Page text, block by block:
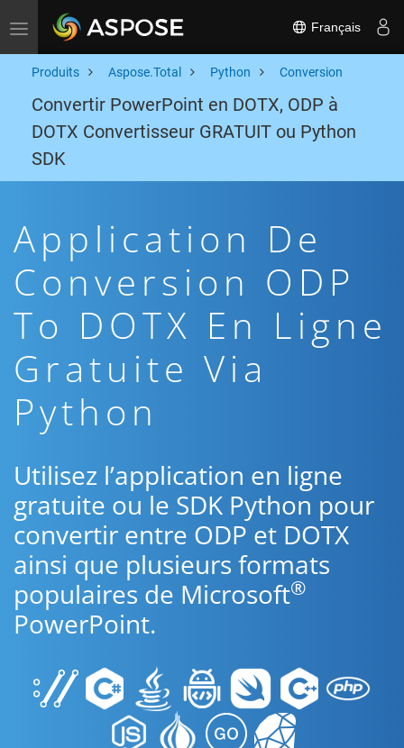
Toggle navigation Français
Produits Aspose.Total Python Conversion
Convertir PowerPoint en DOTX, ODP à
DOTX Convertisseur GRATUIT ou Python
SDK
Application De
Conversion ODP
To DOTX En Ligne
Gratuite Via
Python
Utilisez l’application en ligne
gratuite ou le SDK Python pour
convertir entre ODP et DOTX
ainsi que plusieurs formats
populaires de Microsoft®
PowerPoint.